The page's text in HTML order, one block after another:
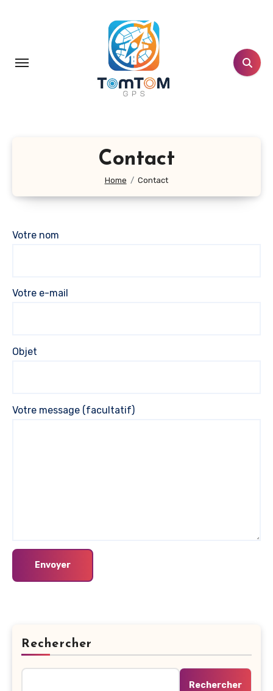
principal
Contact
Home Contact
Votre nom
Votre e-mail
Objet
Votre message (facultatif)
Rechercher
Rechercher